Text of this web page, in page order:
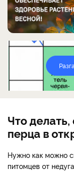
Что
перца в
Нужно как можно
питомцев от